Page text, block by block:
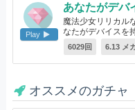
Play
あなたがデバ
魔法少女リリカル
なたがデバイスを
[10体]
6029回 6.13 メ
オススメのガチャ